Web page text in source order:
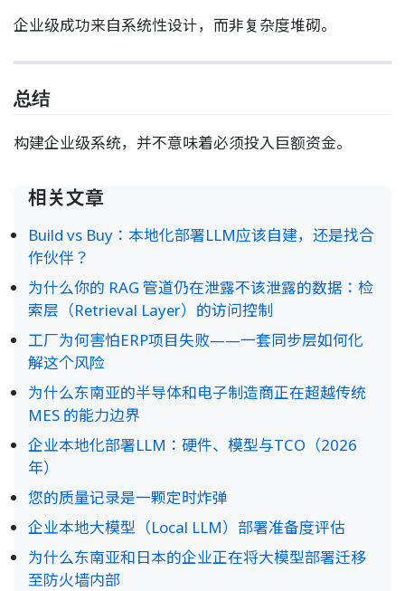
企业级成功来自系统性设计，而非复杂度堆砌。
总结
构建企业级系统，并不意味着必须投入巨额资金。
相关文章
Build vs Buy：本地化部署LLM应该自建，还是找合
作伙伴？
为什么你的 RAG 管道仍在泄露不该泄露的数据：检
索层（Retrieval Layer）的访问控制
工厂为何害怕ERP项目失败——一套同步层如何化
解这个风险
为什么东南亚的半导体和电子制造商正在超越传统
MES 的能力边界
企业本地化部署LLM：硬件、模型与TCO（2026
年）
您的质量记录是一颗定时炸弹
企业本地大模型（Local LLM）部署准备度评估
为什么东南亚和日本的企业正在将大模型部署迁移
至防火墙内部